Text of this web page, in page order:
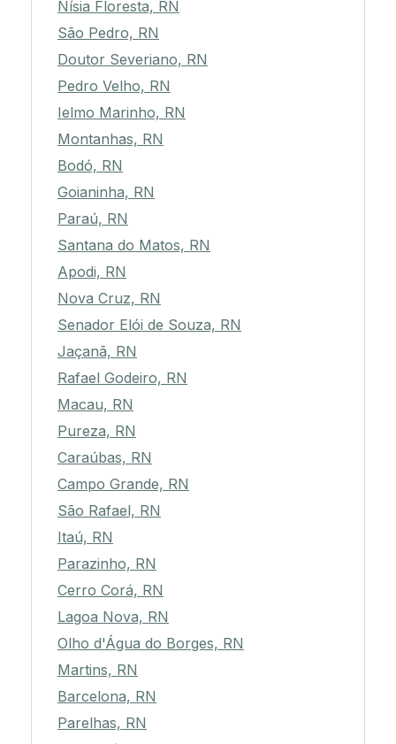
Nísia Floresta, RN
São Pedro, RN
Doutor Severiano, RN
Pedro Velho, RN
Ielmo Marinho, RN
Montanhas, RN
Bodó, RN
Goianinha, RN
Paraú, RN
Santana do Matos, RN
Apodi, RN
Nova Cruz, RN
Senador Elói de Souza, RN
Jaçanã, RN
Rafael Godeiro, RN
Macau, RN
Pureza, RN
Caraúbas, RN
Campo Grande, RN
São Rafael, RN
Itaú, RN
Parazinho, RN
Cerro Corá, RN
Lagoa Nova, RN
Olho d'Água do Borges, RN
Martins, RN
Barcelona, RN
Parelhas, RN